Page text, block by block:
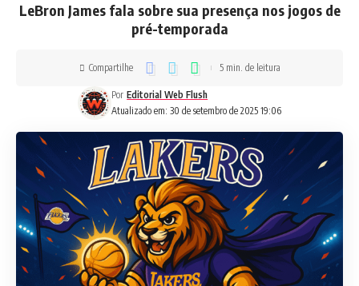
LeBron James fala sobre sua presença nos jogos de
pré-temporada
Atualizado em: 30 de setembro de 2025 19:06
Por Editorial Web Flush
Compartilhe 5 min. de leitura